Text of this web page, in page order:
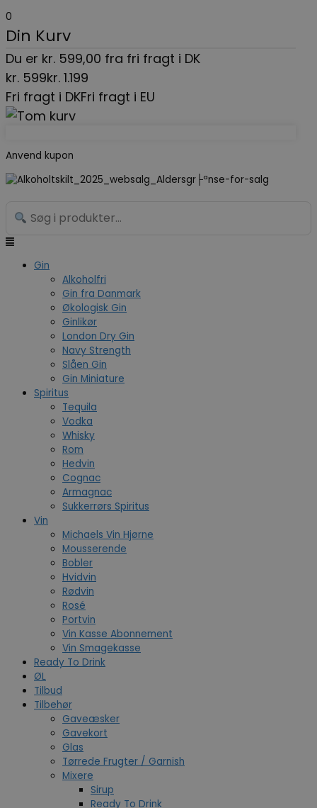
0
Din Kurv
Du er kr. 599,00 fra fri fragt i DK
kr. 599kr. 1.199
Fri fragt i DKFri fragt i EU
Anvend kupon
til
indholdet
Gin
Alkoholfri
Gin fra Danmark
Økologisk Gin
Ginlikør
London Dry Gin
Navy Strength
Slåen Gin
Gin Miniature
Spiritus
Tequila
Vodka
Whisky
Rom
Hedvin
Cognac
Armagnac
Sukkerrørs Spiritus
Vin
Michaels Vin Hjørne
Mousserende
Bobler
Hvidvin
Rødvin
Rosé
Portvin
Vin Kasse Abonnement
Vin Smagekasse
Ready To Drink
ØL
Tilbud
Tilbehør
Gaveæsker
Gavekort
Glas
Tørrede Frugter / Garnish
Mixere
Sirup
Ready To Drink